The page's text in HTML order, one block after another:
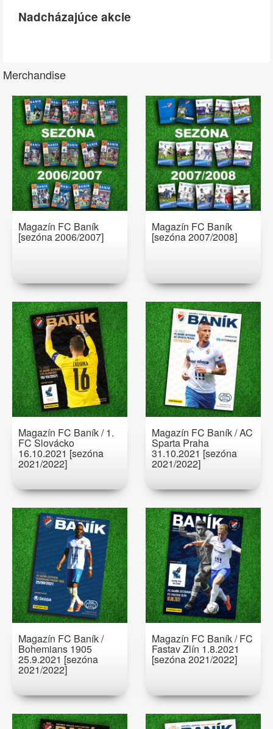
Nadcházajúce akcie
Merchandise
Magazín FC Baník
[sezóna 2006/2007]
Magazín FC Baník
[sezóna 2007/2008]
Magazín FC Baník / 1.
FC Slovácko
16.10.2021 [sezóna
2021/2022]
Magazín FC Baník / AC
Sparta Praha
31.10.2021 [sezóna
2021/2022]
Magazín FC Baník /
Bohemians 1905
25.9.2021 [sezóna
2021/2022]
Magazín FC Baník / FC
Fastav Zlín 1.8.2021
[sezóna 2021/2022]